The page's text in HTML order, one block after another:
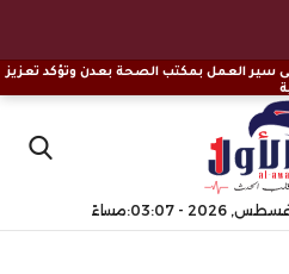
سير العمل بمكتب الصحة بعدن وتؤكد تعزيز